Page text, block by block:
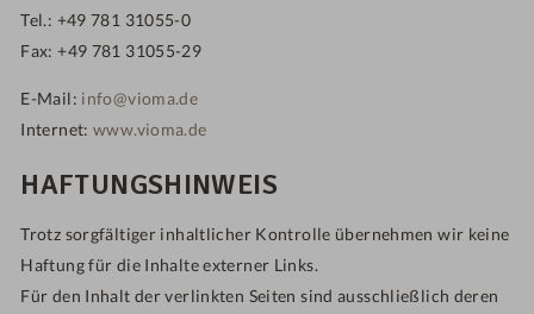
Tel.: +49 781 31055-0
Fax: +49 781 31055-29
E-Mail: info@vioma.de
Internet: www.vioma.de
HAFTUNGSHINWEIS
Trotz sorgfältiger inhaltlicher Kontrolle übernehmen wir keine
Haftung für die Inhalte externer Links.
Für den Inhalt der verlinkten Seiten sind ausschließlich deren